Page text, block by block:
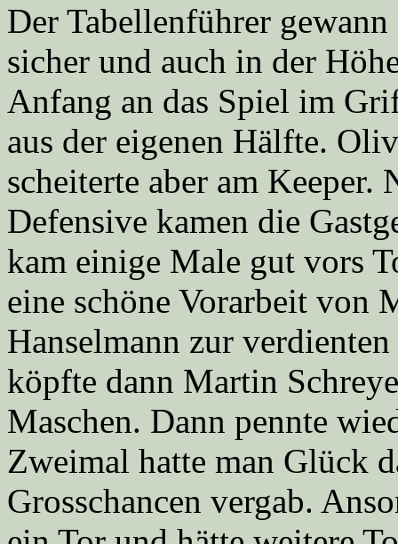
Der Tabellenführer
sicher und auch in der
Anfang an das Spiel im
aus der eigenen Hälfte.
scheiterte aber am Keeper.
Defensive kamen die
kam einige Male gut vors
eine schöne Vorarbeit von
Hanselmann zur
köpfte dann Martin
Maschen. Dann pennte
Zweimal hatte man Glück
Grosschancen vergab.